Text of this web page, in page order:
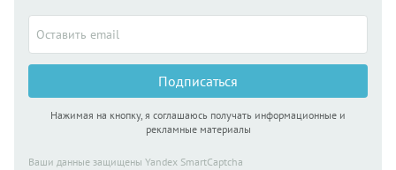
Подписаться
Нажимая на кнопку, я соглашаюсь получать информационные и
рекламные материалы
Ваши данные защищены Yandex SmartCaptcha